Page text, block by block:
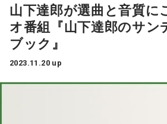
山下達郎が選曲と音質に
オ番組『山下達郎のサン
ブック』
2023.11.20 up